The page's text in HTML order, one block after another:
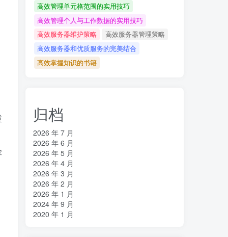
高效管理单元格范围的实用技巧
高效管理个人与工作数据的实用技巧
高效服务器维护策略
高效服务器管理策略
高效服务器和优质服务的完美结合
高效掌握知识的书籍
归档
2026 年 7 月
2026 年 6 月
2026 年 5 月
2026 年 4 月
2026 年 3 月
2026 年 2 月
2026 年 1 月
2024 年 9 月
2020 年 1 月